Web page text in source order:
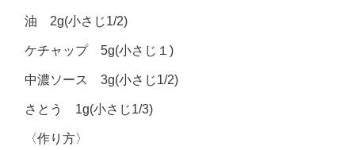
油 2g(小さじ1/2)
ケチャップ 5g(小さじ１)
中濃ソース 3g(小さじ1/2)
さとう 1g(小さじ1/3)
〈作り方〉